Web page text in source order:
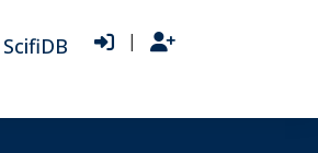
ScifiDB |